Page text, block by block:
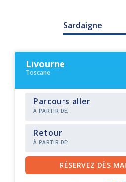
Sardaigne
Livourne
Toscane
Parcours aller
À PARTIR DE:
Retour
À PARTIR DE: